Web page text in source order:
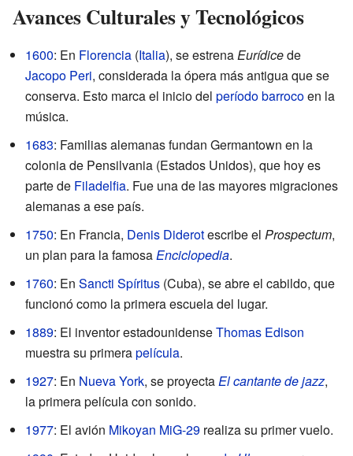
Avances Culturales y Tecnológicos
1600: En Florencia (Italia), se estrena Eurídicede
Jacopo Peri, considerada la ópera más antigua que se
conserva. Esto marca el inicio del período barrocoen la
música.
1683: Familias alemanas fundan Germantown en la
colonia de Pensilvania (Estados Unidos), que hoy es
parte de Filadelfia. Fue una de las mayores migraciones
alemanas a ese país.
1750: En Francia, Denis Diderotescribe el Prospectum,
un plan para la famosa Enciclopedia.
1760: En Sancti Spíritus (Cuba), se abre el cabildo, que
funcionó como la primera escuela del lugar.
1889: El inventor estadounidenseThomas Edison
muestra su primerapelícula.
1927: En Nueva York, se proyecta El cantante de jazz,
la primera película con sonido.
1977: El avión Mikoyan MiG-29 realiza su primer vuelo.